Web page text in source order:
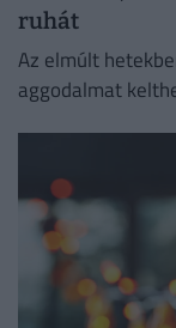
ruhát
Az elmúlt
aggodalmat